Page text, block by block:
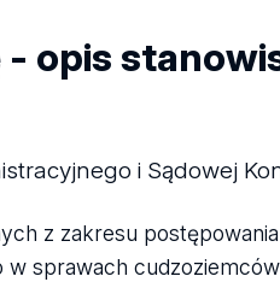
- opis
i Sądowej
z zakresu
sprawach